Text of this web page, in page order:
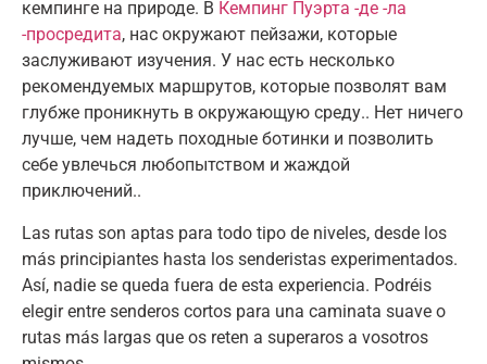
кемпинге на природе. В Кемпинг Пуэрта -де -ла
-просредита, нас окружают пейзажи, которые
заслуживают изучения. У нас есть несколько
рекомендуемых маршрутов, которые позволят вам
глубже проникнуть в окружающую среду.. Нет ничего
лучше, чем надеть походные ботинки и позволить
себе увлечься любопытством и жаждой
приключений..
Las rutas son aptas para todo tipo de niveles, desde los
más principiantes hasta los senderistas experimentados.
Así, nadie se queda fuera de esta experiencia. Podréis
elegir entre senderos cortos para una caminata suave o
rutas más largas que os reten a superaros a vosotros